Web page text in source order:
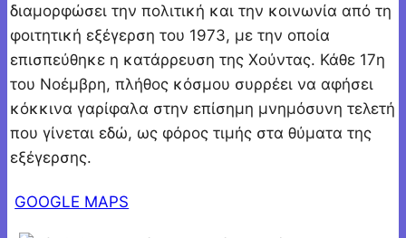
διαμορφώσει την πολιτική και την κοινωνία από τη
φοιτητική εξέγερση του 1973, με την οποία
επισπεύθηκε η κατάρρευση της Χούντας. Κάθε 17η
του Νοέμβρη, πλήθος κόσμου συρρέει να αφήσει
κόκκινα γαρίφαλα στην επίσημη μνημόσυνη τελετή
που γίνεται εδώ, ως φόρος τιμής στα θύματα της
εξέγερσης.
GOOGLE MAPS